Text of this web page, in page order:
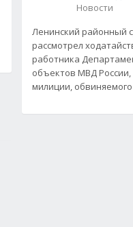
Новости
Ленинский районный
рассмотрел
работника
объектов МВД
милиции,